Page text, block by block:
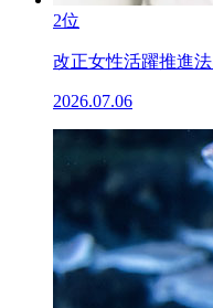
2位
改正女性活躍推進
2026.07.06